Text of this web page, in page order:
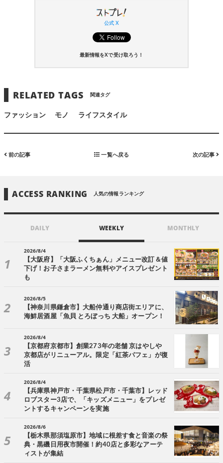
公式 X
最新情報をXで受け取ろう！
RELATED TAGS 関連タグ
ファッション モノ ライフスタイル
前の記事 一覧へ戻る 次の記事
ACCESS RANKING 人気の情報ランキング
DAILY WEEKLY MONTHLY
2026/8/4
【大阪府】「大阪ふくちぁん」メニュー改訂＆値
下げ！お子さまラーメン無料やアイスプレゼント
も
2026/8/5
【神奈川県鎌倉市】大船仲通り商店街エリアに、
海鮮居酒屋「魚貝 とろぼっち 大船」オープン！
2026/8/4
【京都府京都市】創業273年の老舗 京はやしや
京都店がリニューアル。限定「紅茶パフェ」が復
活
2026/8/4
【兵庫県神戸市・千葉県松戸市・千葉市】レッド
ロブスター3店で、「キッズメニュー」をプレゼ
ントするキャンペーンを実施
2026/8/6
【栃木県那須塩原市】地域に根差す食と音楽の祭
典・黒磯日用夜市開催！約40店と多彩なアーテ
ィストが集結